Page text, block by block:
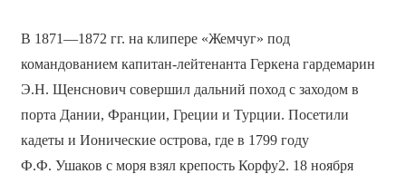
В 1871—1872 гг. на клипере «Жемчуг» под
командованием капитан-лейтенанта Геркена гардемарин
Э.Н. Щенснович совершил дальний поход с заходом в
порта Дании, Франции, Греции и Турции. Посетили
кадеты и Ионические острова, где в 1799 году
Ф.Ф. Ушаков с моря взял крепость Корфу2. 18 ноября